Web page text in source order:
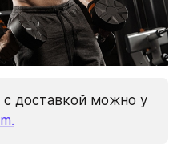
с доставкой можно у